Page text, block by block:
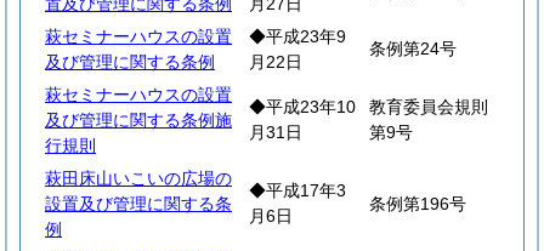
萩セミナーハウスの設置
及び管理に関する条例
◆平成23年9
月22日
条例第24号
萩セミナーハウスの設置
及び管理に関する条例施
行規則
◆平成23年10
月31日
教育委員会規則
第9号
萩田床山いこいの広場の
設置及び管理に関する条
例
◆平成17年3
月6日
条例第196号